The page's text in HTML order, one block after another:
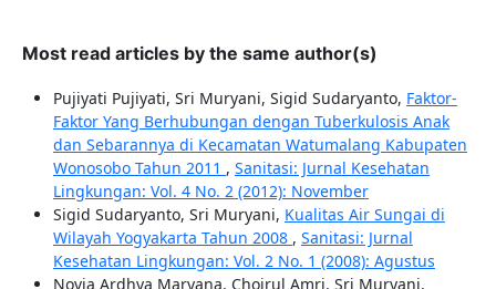
Most read articles by the same author(s)
Pujiyati Pujiyati, Sri Muryani, Sigid Sudaryanto, Faktor-
Faktor Yang Berhubungan dengan Tuberkulosis Anak
dan Sebarannya di Kecamatan Watumalang Kabupaten
Wonosobo Tahun 2011 , Sanitasi: Jurnal Kesehatan
Lingkungan: Vol. 4 No. 2 (2012): November
Sigid Sudaryanto, Sri Muryani, Kualitas Air Sungai di
Wilayah Yogyakarta Tahun 2008 , Sanitasi: Jurnal
Kesehatan Lingkungan: Vol. 2 No. 1 (2008): Agustus
Novia Ardhya Maryana, Choirul Amri, Sri Muryani,